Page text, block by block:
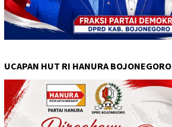
UCAPAN HUT RI HANURA BOJONEGORO